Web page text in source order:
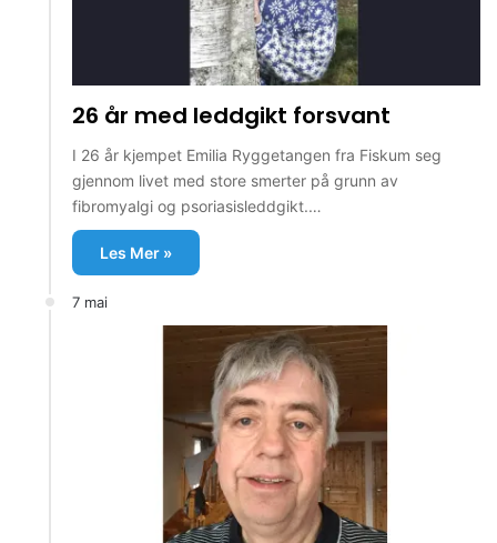
26 år med leddgikt forsvant
I 26 år kjempet Emilia Ryggetangen fra Fiskum seg
gjennom livet med store smerter på grunn av
fibromyalgi og psoriasisleddgikt.…
Les Mer »
7 mai